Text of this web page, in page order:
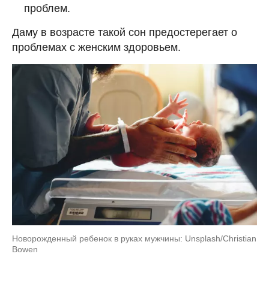
проблем.
Даму в возрасте такой сон предостерегает о
проблемах с женским здоровьем.
Новорожденный ребенок в руках мужчины: Unsplash/Christian
Bowen